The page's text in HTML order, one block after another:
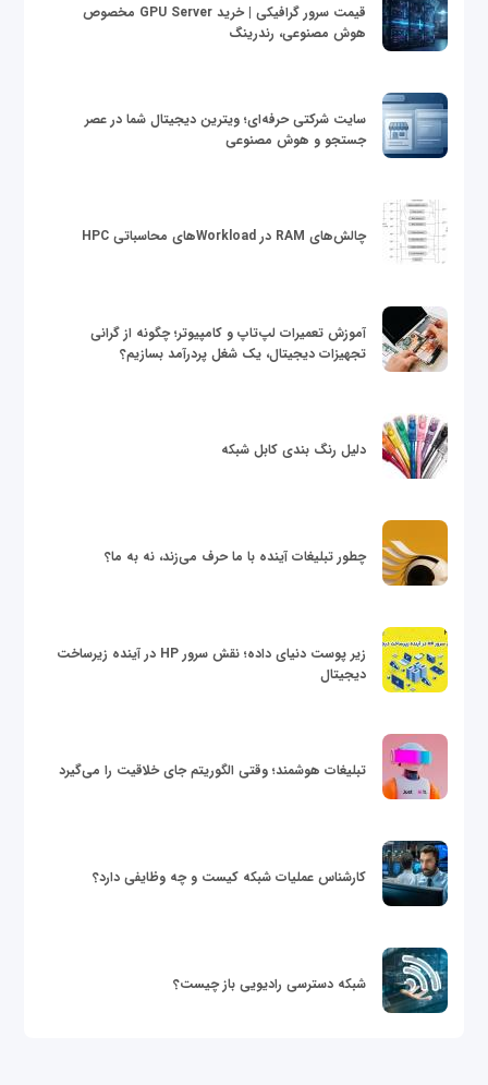
قیمت سرور گرافیکی | خرید GPU Server مخصوص
هوش مصنوعی، رندرینگ
سایت شرکتی حرفه‌ای؛ ویترین دیجیتال شما در عصر
جستجو و هوش مصنوعی
چالش‌های RAM در Workloadهای محاسباتی HPC
آموزش تعمیرات لپ‌تاپ و کامپیوتر؛ چگونه از گرانی
تجهیزات دیجیتال، یک شغل پردرآمد بسازیم؟
دلیل رنگ بندی کابل شبکه
چطور تبلیغات آینده با ما حرف می‌زند، نه به ما؟
زیر پوست دنیای داده؛ نقش سرور HP در آینده زیرساخت
دیجیتال
تبلیغات هوشمند؛ وقتی الگوریتم جای خلاقیت را می‌گیرد
کارشناس عملیات شبکه کیست و چه وظایفی دارد؟
شبکه دسترسی رادیویی باز چیست؟